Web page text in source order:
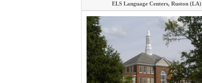
ELS Language Centers, Ruston (LA)